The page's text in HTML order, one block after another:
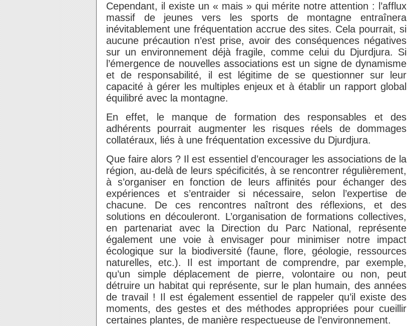
Cependant, il existe un « mais » qui mérite notre attention : l’afflux
massif de jeunes vers les sports de montagne entraînera
inévitablement une fréquentation accrue des sites. Cela pourrait, si
aucune précaution n’est prise, avoir des conséquences négatives
sur un environnement déjà fragile, comme celui du Djurdjura. Si
l’émergence de nouvelles associations est un signe de dynamisme
et de responsabilité, il est légitime de se questionner sur leur
capacité à gérer les multiples enjeux et à établir un rapport global
équilibré avec la montagne.
En effet, le manque de formation des responsables et des
adhérents pourrait augmenter les risques réels de dommages
collatéraux, liés à une fréquentation excessive du Djurdjura.
Que faire alors ? Il est essentiel d’encourager les associations de la
région, au-delà de leurs spécificités, à se rencontrer régulièrement,
à s’organiser en fonction de leurs affinités pour échanger des
expériences et s’entraider si nécessaire, selon l’expertise de
chacune. De ces rencontres naîtront des réflexions, et des
solutions en découleront. L’organisation de formations collectives,
en partenariat avec la Direction du Parc National, représente
également une voie à envisager pour minimiser notre impact
écologique sur la biodiversité (faune, flore, géologie, ressources
naturelles, etc.). Il est important de comprendre, par exemple,
qu’un simple déplacement de pierre, volontaire ou non, peut
détruire un habitat qui représente, sur le plan humain, des années
de travail ! Il est également essentiel de rappeler qu’il existe des
moments, des gestes et des méthodes appropriées pour cueillir
certaines plantes, de manière respectueuse de l’environnement.